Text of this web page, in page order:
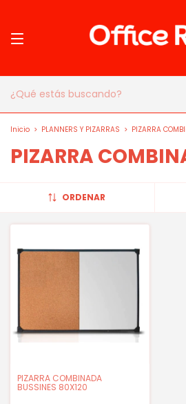
Inicio > PLANNERS Y PIZARRAS > PIZARRA
PIZARRA
ORDENAR
PIZARRA COMBINADA
BUSSINES 80X120